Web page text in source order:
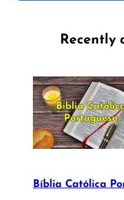
Recently
Bíblia Católica